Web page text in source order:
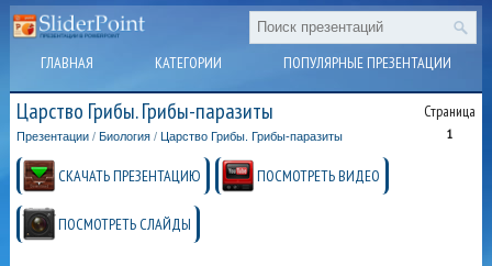
ГЛАВНАЯ КАТЕГОРИИ ПОПУЛЯРНЫЕ ПРЕЗЕНТАЦИИ
Царство Грибы. Грибы-паразиты Страница
1
Презентации / Биология / Царство Грибы. Грибы-паразиты
СКАЧАТЬ ПРЕЗЕНТАЦИЮ ПОСМОТРЕТЬ ВИДЕО
ПОСМОТРЕТЬ СЛАЙДЫ